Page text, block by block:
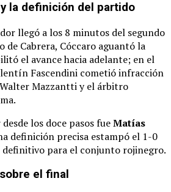
la definición del partido
llegó a los 8 minutos del segundo
Cabrera, Cóccaro aguantó la
el avance hacia adelante; en el
Fascendini cometió infracción
Mazzantti y el árbitro
los doce pasos fueMatías
definición precisa estampó el 1-0
para el conjunto rojinegro.
el final